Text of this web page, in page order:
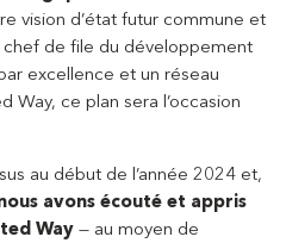
vision d’état futur commune et
de file du développement
excellence et un réseau
ce plan sera l’occasion
au début de l’année 2024 et,
avons écouté et appris
Way — au moyen de